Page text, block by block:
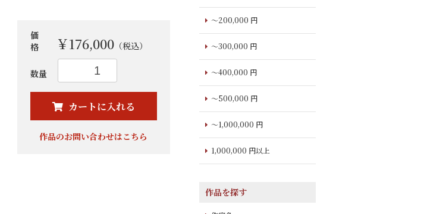
価
格
￥176,000（税込）
数量
カートに入れる
カートへ進む
作品のお問い合わせはこちら
～200,000 円
～300,000 円
～400,000 円
～500,000 円
～1,000,000 円
1,000,000 円以上
作品を探す